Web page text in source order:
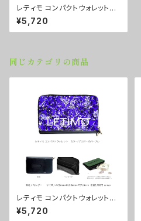
レティモ コンパクトウォレット
カラー/カモグリーン ■配送ま
で3週間
¥5,720
同じカテゴリの商品
レティモ コンパクトウォレット
カラー/プロポーズパープル ■
配送まで3週間
¥5,720